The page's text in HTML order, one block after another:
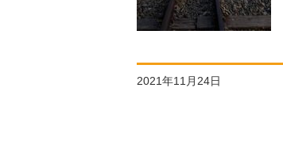
2021年11月24日